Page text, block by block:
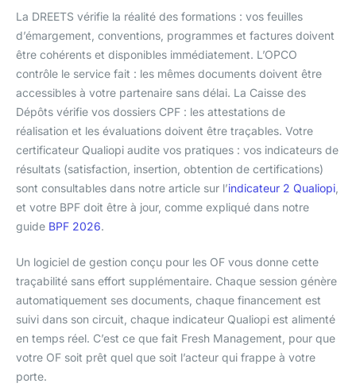
La DREETS vérifie la réalité des formations : vos feuilles
d’émargement, conventions, programmes et factures doivent
être cohérents et disponibles immédiatement. L’OPCO
contrôle le service fait : les mêmes documents doivent être
accessibles à votre partenaire sans délai. La Caisse des
Dépôts vérifie vos dossiers CPF : les attestations de
réalisation et les évaluations doivent être traçables. Votre
certificateur Qualiopi audite vos pratiques : vos indicateurs de
résultats (satisfaction, insertion, obtention de certifications)
sont consultables dans notre article sur l’indicateur 2 Qualiopi
et votre BPF doit être à jour, comme expliqué dans notre
guide BPF 2026.
Un logiciel de gestion conçu pour les OF vous donne cette
traçabilité sans effort supplémentaire. Chaque session génère
automatiquement ses documents, chaque financement est
suivi dans son circuit, chaque indicateur Qualiopi est alimenté
en temps réel. C’est ce que fait Fresh Management, pour que
votre OF soit prêt quel que soit l’acteur qui frappe à votre
porte.